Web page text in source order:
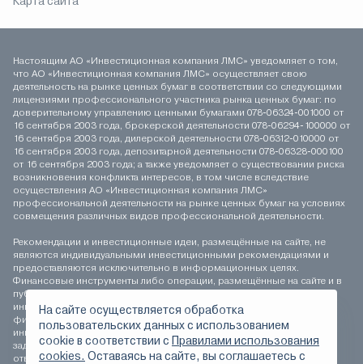
Настоящим АО «Инвестиционная компания ЛМС» уведомляет о том,
что АО «Инвестиционная компания ЛМС» осуществляет свою
деятельность на рынке ценных бумаг в соответствии со следующими
лицензиями профессионального участника рынка ценных бумаг: по
доверительному управлению ценными бумагами 078-06324-001000 от
16 сентября 2003 года, брокерской деятельности 078-06294-100000 от
16 сентября 2003 года, дилерской деятельности 078-06312-010000 от
16 сентября 2003 года, депозитарной деятельности 078-06328-000100
от 16 сентября 2003 года; а также уведомляет о существовании риска
возникновения конфликта интересов, в том числе вследствие
осуществления АО «Инвестиционная компания ЛМС»
профессиональной деятельности на рынке ценных бумаг на условиях
совмещения различных видов профессиональной деятельности.
Рекомендации и инвестиционные идеи, размещённые на сайте, не
являются индивидуальными инвестиционными рекомендациями и
предоставляются исключительно в информационных целях.
Финансовые инструменты либо операции, размещённые на сайте и в
публикуемых материалах, могут не соответствовать вашему
инвестиционному профилю. Определение соответствия
финансового инструмента либо операции инвестиционным целям,
инвестиционному горизонту и толерантности к риску является
задачей инвестора. АО «Инвестиционная компания ЛМС» не несёт
ответственности за возможные убытки инвестора в случае
На сайте осуществляется обработка
пользовательских данных с использованием
сookie в соответствии с Правилами использования
cookies. Оставаясь на сайте, вы соглашаетесь с